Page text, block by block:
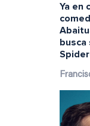
Ya en
busca